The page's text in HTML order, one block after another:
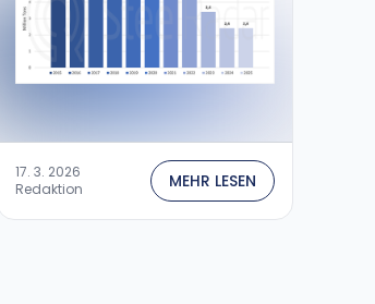
17. 3. 2026
Redaktion
MEHR LESEN